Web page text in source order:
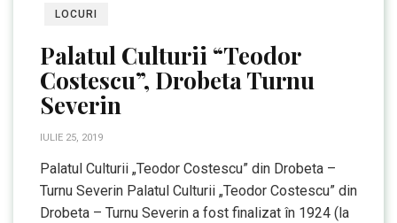
LOCURI
Palatul Culturii “Teodor
Costescu”, Drobeta Turnu
Severin
IULIE 25, 2019
Palatul Culturii „Teodor Costescu” din Drobeta –
Turnu Severin Palatul Culturii „Teodor Costescu” din
Drobeta – Turnu Severin a fost finalizat în 1924 (la